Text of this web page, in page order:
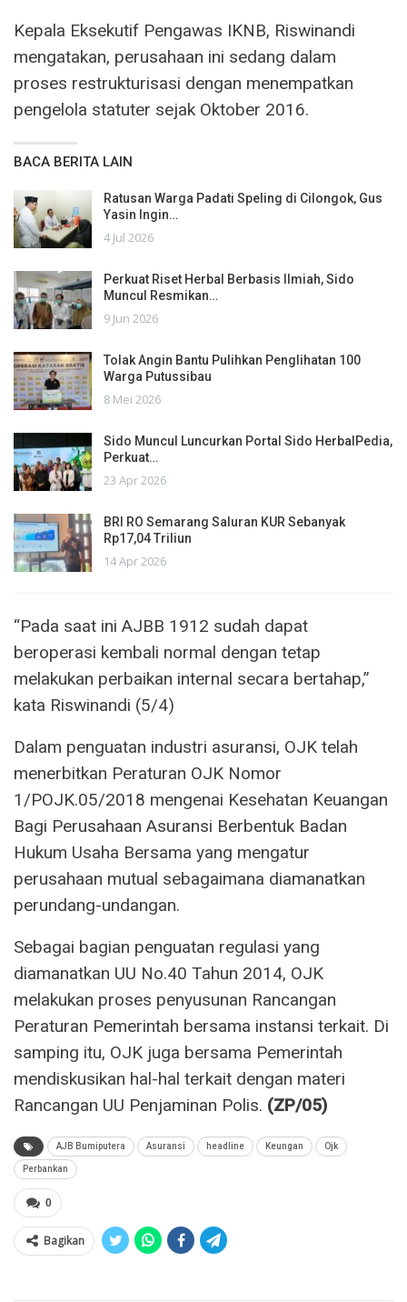
Kepala Eksekutif Pengawas IKNB, Riswinandi
mengatakan, perusahaan ini sedang dalam
proses restrukturisasi dengan menempatkan
pengelola statuter sejak Oktober 2016.
BACA BERITA LAIN
Ratusan Warga Padati Speling di Cilongok, Gus
Yasin Ingin…
4 Jul 2026
Perkuat Riset Herbal Berbasis Ilmiah, Sido
Muncul Resmikan…
9 Jun 2026
Tolak Angin Bantu Pulihkan Penglihatan 100
Warga Putussibau
8 Mei 2026
Sido Muncul Luncurkan Portal Sido HerbalPedia,
Perkuat…
23 Apr 2026
BRI RO Semarang Saluran KUR Sebanyak
Rp17,04 Triliun
14 Apr 2026
“Pada saat ini AJBB 1912 sudah dapat
beroperasi kembali normal dengan tetap
melakukan perbaikan internal secara bertahap,”
kata Riswinandi (5/4)
Dalam penguatan industri asuransi, OJK telah
menerbitkan Peraturan OJK Nomor
1/POJK.05/2018 mengenai Kesehatan Keuangan
Bagi Perusahaan Asuransi Berbentuk Badan
Hukum Usaha Bersama yang mengatur
perusahaan mutual sebagaimana diamanatkan
perundang-undangan.
Sebagai bagian penguatan regulasi yang
diamanatkan UU No.40 Tahun 2014, OJK
melakukan proses penyusunan Rancangan
Peraturan Pemerintah bersama instansi terkait. Di
samping itu, OJK juga bersama Pemerintah
mendiskusikan hal-hal terkait dengan materi
Rancangan UU Penjaminan Polis. (ZP/05)
AJB Bumiputera Asuransi headline Keungan Ojk
Perbankan
0
Bagikan